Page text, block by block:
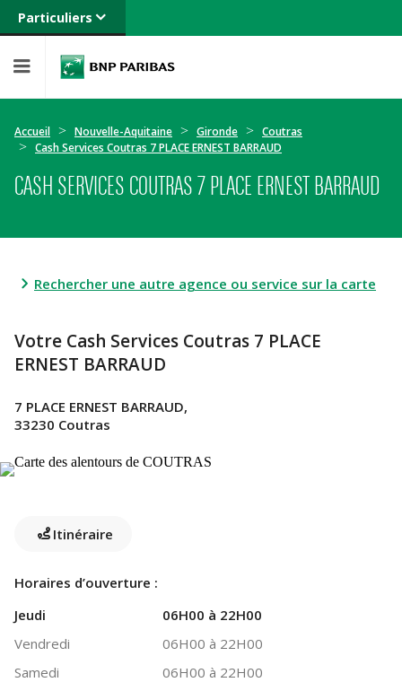
Particuliers
Banque privée
Entreprises
Accueil Nouvelle-Aquitaine Gironde
Coutras
Cash Services Coutras 7 PLACE ERNEST BARRAUD
CASH SERVICES COUTRAS 7 PLACE ERNEST BARRAUD
Rechercher une autre agence ou service sur la carte
Votre Cash Services Coutras 7 PLACE
ERNEST BARRAUD
7 PLACE ERNEST BARRAUD,
33230 Coutras
Itinéraire
Horaires d’ouverture :
Jeudi
06H00 à 22H00
Vendredi
06H00 à 22H00
Samedi
06H00 à 22H00